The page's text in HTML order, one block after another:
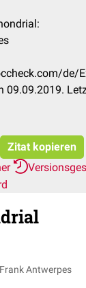
de/
09.09.2019.
Zitat kopieren
Antwerpes